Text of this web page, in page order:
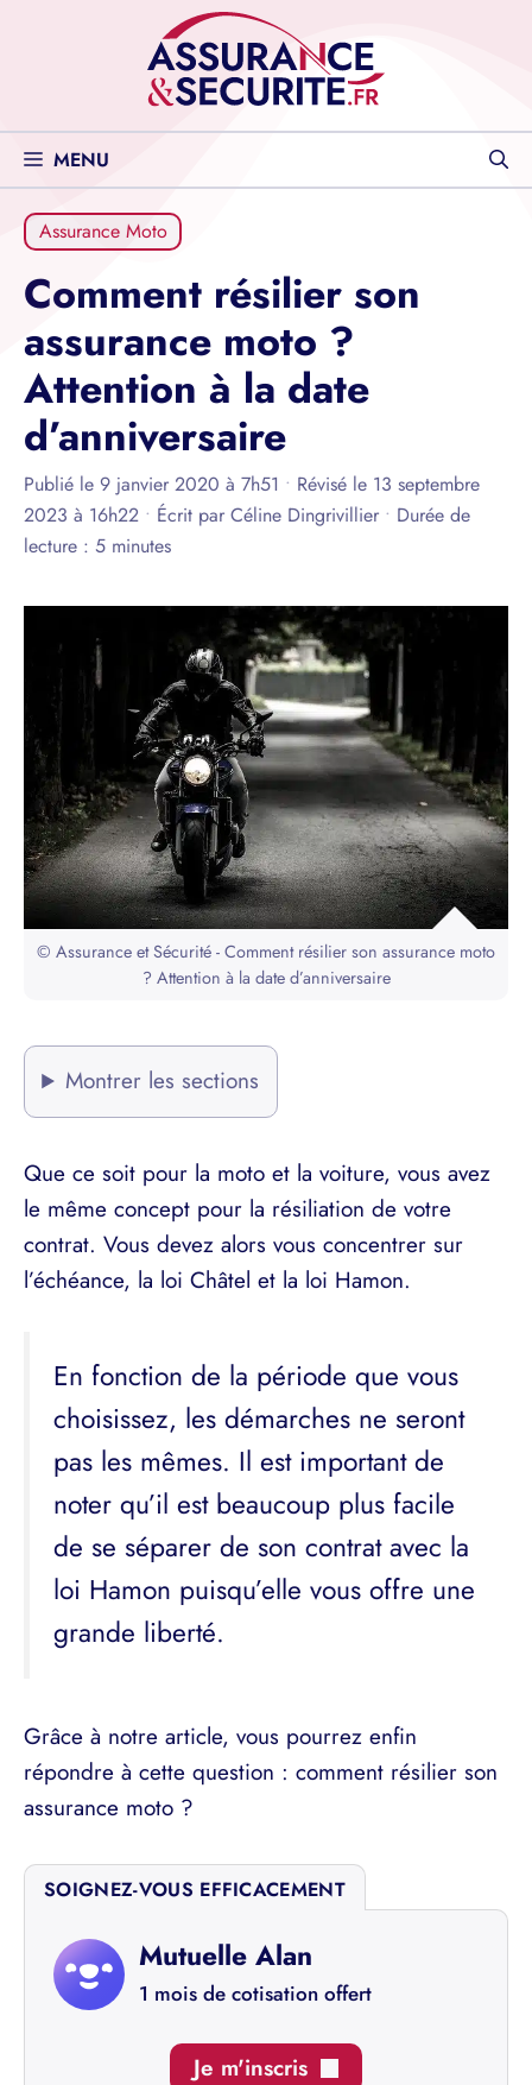
MENU
Assurance Moto
Comment résilier son
assurance moto ?
Attention à la date
d’anniversaire
Publié le 9 janvier 2020 à 7h51 • Révisé le 13 septembre
2023 à 16h22 • Écrit par Céline Dingrivillier • Durée de
lecture : 5 minutes
© Assurance et Sécurité - Comment résilier son assurance moto
? Attention à la date d’anniversaire
Montrer les sections
Que ce soit pour la moto et la voiture, vous avez
le même concept pour la résiliation de votre
contrat. Vous devez alors vous concentrer sur
l’échéance, la loi Châtel et la loi Hamon.
En fonction de la période que vous
choisissez, les démarches ne seront
pas les mêmes. Il est important de
noter qu’il est beaucoup plus facile
de se séparer de son contrat avec la
loi Hamon puisqu’elle vous offre une
grande liberté.
Grâce à notre article, vous pourrez enfin
répondre à cette question : comment résilier son
assurance moto ?
SOIGNEZ-VOUS EFFICACEMENT
Mutuelle Alan
1 mois de cotisation offert
Je m'inscris